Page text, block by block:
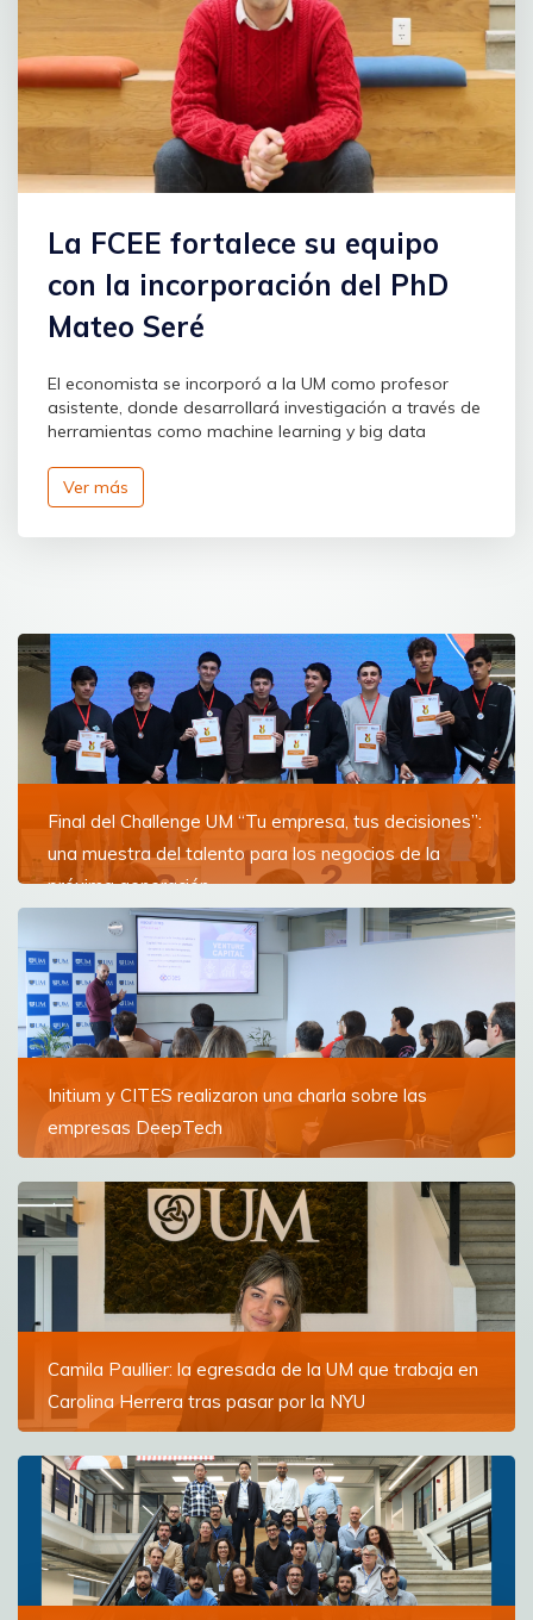
La FCEE fortalece su equipo
con la incorporación del PhD
Mateo Seré
El economista se incorporó a la UM como profesor
asistente, donde desarrollará investigación a través de
herramientas como machine learning y big data
Ver más
Final del Challenge UM “Tu empresa, tus decisiones”:
una muestra del talento para los negocios de la
próxima generación
Equipos compuestos por jóvenes de todo el país
compitieron por ver quién se quedaba con el primer
puesto del clásico certamen de la FCEE
Ver más
Initium y CITES realizaron una charla sobre las
empresas DeepTech
para explorar cómo funcionan este tipo de compañías
y su modelo de financiamiento
Ver más
Camila Paullier: la egresada de la UM que trabaja en
Carolina Herrera tras pasar por la NYU
preparada, no me siento menos que nadie en mi clase,
es más, me siento una candidata bastante fuerte
gracias a la educación que obtuve”
Ver más